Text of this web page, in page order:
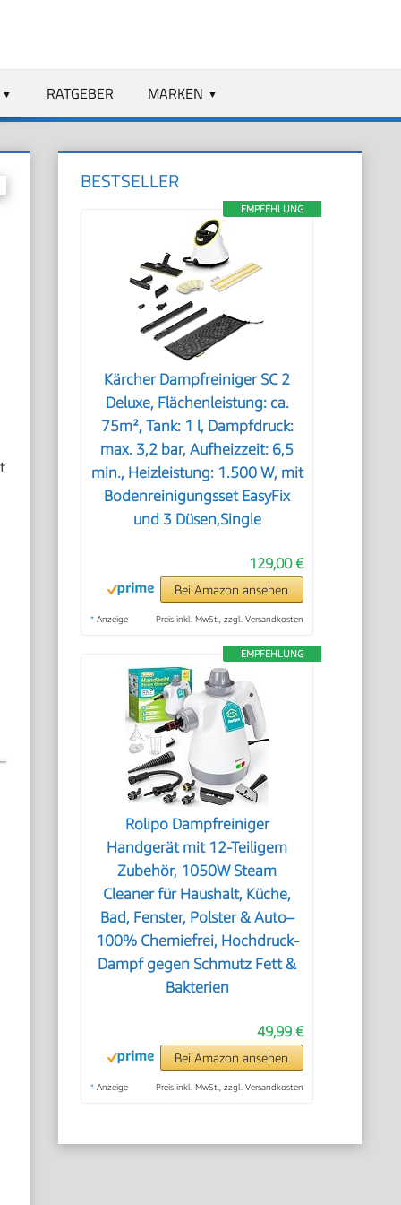
RATGEBER MARKEN
BESTSELLER
EMPFEHLUNG
Kärcher Dampfreiniger SC 2
Deluxe, Flächenleistung: ca.
75m², Tank: 1 l, Dampfdruck:
max. 3,2 bar, Aufheizzeit: 6,5
min., Heizleistung: 1.500 W, mit
Bodenreinigungsset EasyFix
und 3 Düsen,Single
129,00 €
Bei Amazon ansehen
* Anzeige Preis inkl. MwSt., zzgl. Versandkosten
EMPFEHLUNG
Rolipo Dampfreiniger
Handgerät mit 12-Teiligem
Zubehör, 1050W Steam
Cleaner für Haushalt, Küche,
Bad, Fenster, Polster & Auto–
100% Chemiefrei, Hochdruck-
Dampf gegen Schmutz Fett &
Bakterien
49,99 €
Bei Amazon ansehen
* Anzeige Preis inkl. MwSt., zzgl. Versandkosten